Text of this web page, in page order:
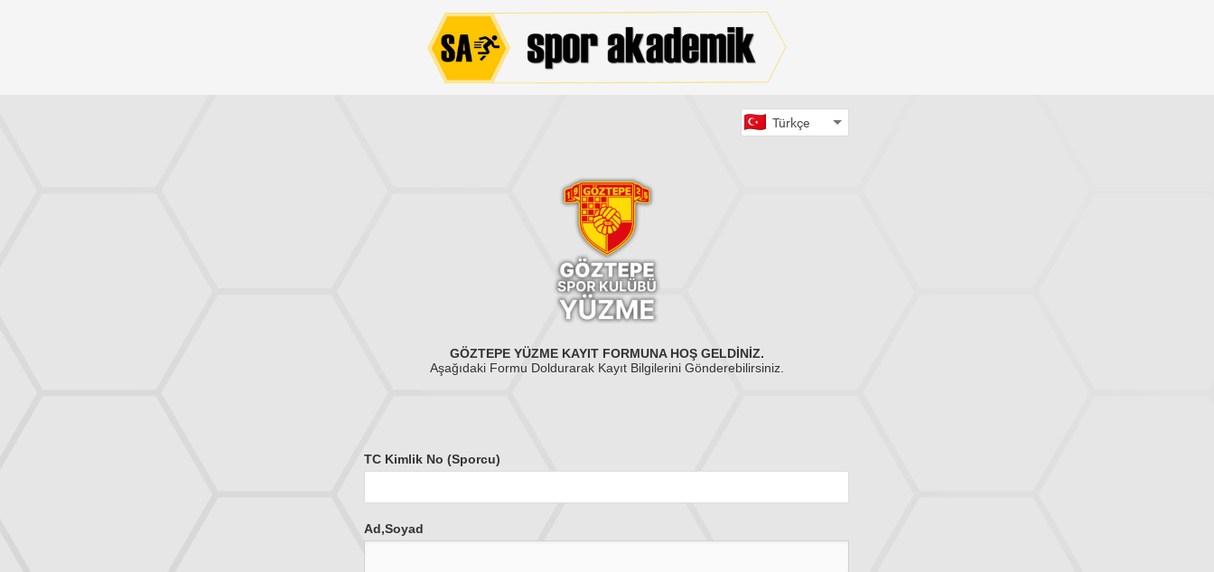
GÖZTEPE YÜZME KAYIT FORMUNA HOŞ GELDİNİZ.
Aşağıdaki Formu Doldurarak Kayıt Bilgilerini Gönderebilirsiniz.
TC Kimlik No (Sporcu)
Ad,Soyad